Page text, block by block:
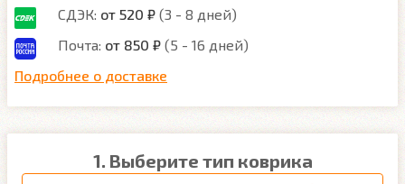
СДЭК: от 520 ₽ (3 - 8 дней)
Почта: от 850 ₽ (5 - 16 дней)
Подробнее о доставке
1. Выберите тип коврика